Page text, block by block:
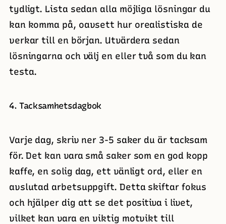
tydligt. Lista sedan alla möjliga lösningar du
kan komma på, oavsett hur orealistiska de
verkar till en början. Utvärdera sedan
lösningarna och välj en eller två som du kan
testa.
4. Tacksamhetsdagbok
Varje dag, skriv ner 3-5 saker du är tacksam
för. Det kan vara små saker som en god kopp
kaffe, en solig dag, ett vänligt ord, eller en
avslutad arbetsuppgift. Detta skiftar fokus
och hjälper dig att se det positiva i livet,
vilket kan vara en viktig motvikt till